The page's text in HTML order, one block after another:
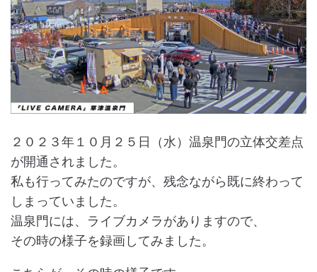
２０２３年１０月２５日（水）温泉門の立体交差点
が開通されました。
私も行ってみたのですが、残念ながら既に終わって
しまっていました。
温泉門には、ライブカメラがありますので、
その時の様子を録画してみました。